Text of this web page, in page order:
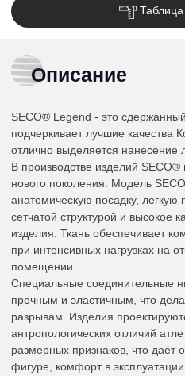
Описание
SECO® Legend - это
подчеркивает лучшие
отлично выделяется нанесение
В производстве изделий SECO®
нового поколения. Модель
анатомическую посадку,
сетчатой структурой и высокое
изделия. Ткань обеспечивает
при интенсивных нагрузках на
помещении.
Специальные соединительные
прочным и эластичным, что
разрывам. Изделия
антропологических отличий
размерных признаков, что даёт
фигуре, комфорт в